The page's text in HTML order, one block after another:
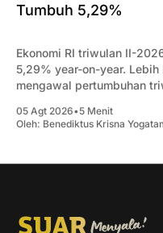
Tumbuh 5,29%
Ekonomi RI triwulan II-
5,29% year-on-year.
mengawal pertumbuhan
05 Agt 2026•5 Menit
Oleh: Benediktus Krisna